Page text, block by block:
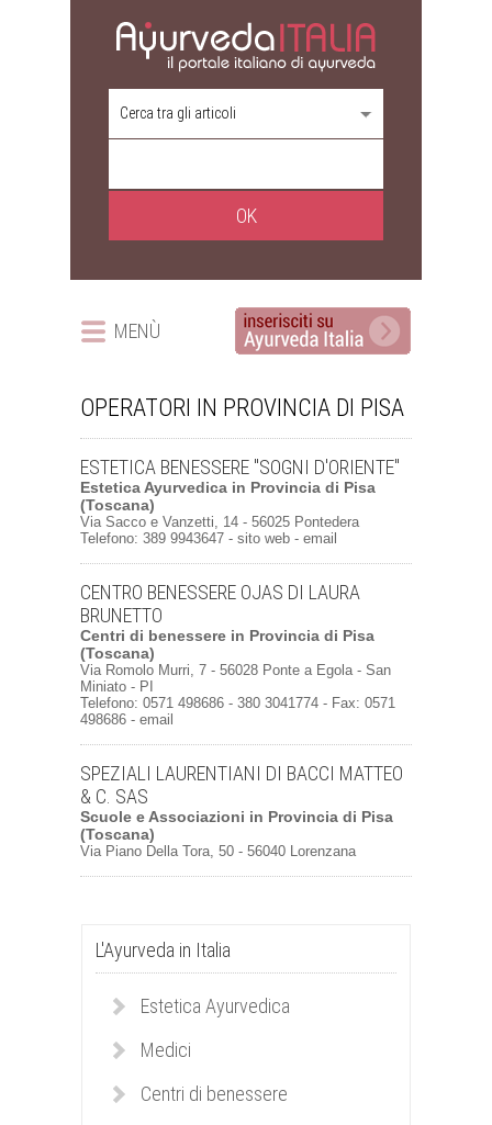
Cerca tra gli articoli
MENÙ
OPERATORI IN PROVINCIA DI PISA
ESTETICA BENESSERE "SOGNI D'ORIENTE"
Estetica Ayurvedica in Provincia di Pisa
(Toscana)
Via Sacco e Vanzetti, 14 - 56025 Pontedera
Telefono: 389 9943647 - sito web - email
CENTRO BENESSERE OJAS DI LAURA
BRUNETTO
Centri di benessere in Provincia di Pisa
(Toscana)
Via Romolo Murri, 7 - 56028 Ponte a Egola - San
Miniato - PI
Telefono: 0571 498686 - 380 3041774 - Fax: 0571
498686 - email
SPEZIALI LAURENTIANI DI BACCI MATTEO
& C. SAS
Scuole e Associazioni in Provincia di Pisa
(Toscana)
Via Piano Della Tora, 50 - 56040 Lorenzana
L'Ayurveda in Italia
Estetica Ayurvedica
Medici
Centri di benessere